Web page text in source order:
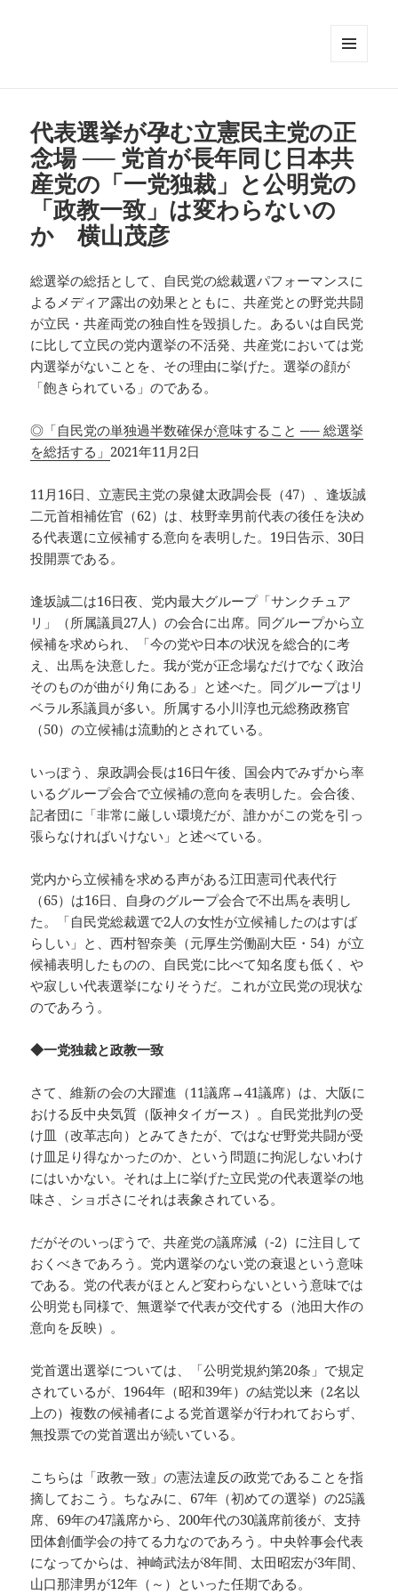
代表選挙が孕む立憲民主党の正
念場 ── 党首が長年同じ日本共
産党の「一党独裁」と公明党の
「政教一致」は変わらないの
か 横山茂彦
総選挙の総括として、自民党の総裁選パフォーマンスに
よるメディア露出の効果とともに、共産党との野党共闘
が立民・共産両党の独自性を毀損した。あるいは自民党
に比して立民の党内選挙の不活発、共産党においては党
内選挙がないことを、その理由に挙げた。選挙の顔が
「飽きられている」のである。
◎「自民党の単独過半数確保が意味すること ── 総選挙
を総括する」2021年11月2日
11月16日、立憲民主党の泉健太政調会長（47）、逢坂誠
二元首相補佐官（62）は、枝野幸男前代表の後任を決め
る代表選に立候補する意向を表明した。19日告示、30日
投開票である。
逢坂誠二は16日夜、党内最大グループ「サンクチュア
リ」（所属議員27人）の会合に出席。同グループから立
候補を求められ、「今の党や日本の状況を総合的に考
え、出馬を決意した。我が党が正念場なだけでなく政治
そのものが曲がり角にある」と述べた。同グループはリ
ベラル系議員が多い。所属する小川淳也元総務政務官
（50）の立候補は流動的とされている。
いっぽう、泉政調会長は16日午後、国会内でみずから率
いるグループ会合で立候補の意向を表明した。会合後、
記者団に「非常に厳しい環境だが、誰かがこの党を引っ
張らなければいけない」と述べている。
党内から立候補を求める声がある江田憲司代表代行
（65）は16日、自身のグループ会合で不出馬を表明し
た。「自民党総裁選で2人の女性が立候補したのはすば
らしい」と、西村智奈美（元厚生労働副大臣・54）が立
候補表明したものの、自民党に比べて知名度も低く、や
や寂しい代表選挙になりそうだ。これが立民党の現状な
のであろう。
◆一党独裁と政教一致
さて、維新の会の大躍進（11議席→41議席）は、大阪に
おける反中央気質（阪神タイガース）。自民党批判の受
け皿（改革志向）とみてきたが、ではなぜ野党共闘が受
け皿足り得なかったのか、という問題に拘泥しないわけ
にはいかない。それは上に挙げた立民党の代表選挙の地
味さ、ショボさにそれは表象されている。
だがそのいっぽうで、共産党の議席減（-2）に注目して
おくべきであろう。党内選挙のない党の衰退という意味
である。党の代表がほとんど変わらないという意味では
公明党も同様で、無選挙で代表が交代する（池田大作の
意向を反映）。
党首選出選挙については、「公明党規約第20条」で規定
されているが、1964年（昭和39年）の結党以来（2名以
上の）複数の候補者による党首選挙が行われておらず、
無投票での党首選出が続いている。
こちらは「政教一致」の憲法違反の政党であることを指
摘しておこう。ちなみに、67年（初めての選挙）の25議
席、69年の47議席から、200年代の30議席前後が、支持
団体創価学会の持てる力なのであろう。中央幹事会代表
になってからは、神崎武法が8年間、太田昭宏が3年間、
山口那津男が12年（～）といった任期である。